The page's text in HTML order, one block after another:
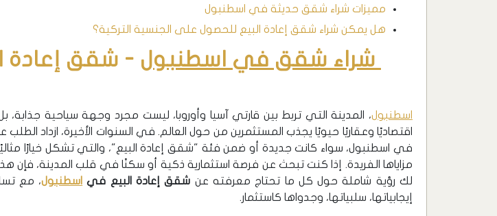
مميزات شراء شقق حديثة في اسطنبول
هل يمكن شراء شقق إعادة البيع للحصول على الجنسية التركية؟
شراء شقق في اسطنبول - شقق إعادة
اسطنبول، المدينة التي تربط بين قارتي آسيا وأوروبا، ليست مجرد وجهة سياحية جذابة،
اقتصاديًا وعقاريًا حيويًا يجذب المستثمرين من حول العالم. في السنوات الأخيرة، ازداد
في اسطنبول، سواء كانت جديدة أو ضمن فئة "شقق إعادة البيع"، والتي تشكل خيارًا
مزاياها الفريدة. إذا كنت تبحث عن فرصة استثمارية ذكية أو سكنًا في قلب المدينة، فإن
لك رؤية شاملة حول كل ما تحتاج معرفته عن شقق إعادة البيع في اسطنبول، مع
إيجابياتها، سلبياتها، وجدواها كاستثمار.